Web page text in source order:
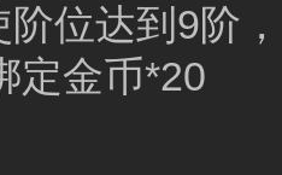
阶位达到9阶
定金币*20